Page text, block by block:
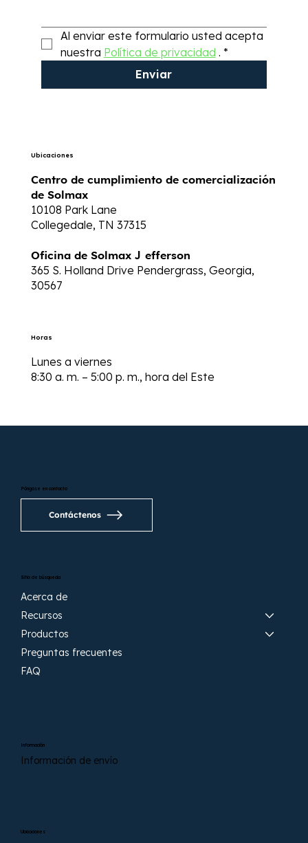
Al enviar este formulario usted acepta
nuestra Política de privacidad . *
Enviar
Ubicaciones
Centro de cumplimiento de comercialización
de Solmax
10108 Park Lane
Collegedale, TN 37315
Oficina de SolmaxJefferson
365 S. Holland Drive Pendergrass, Georgia,
30567
Horas
Lunes a viernes
8:30 a. m. – 5:00 p. m., hora del Este
Ubicaciones
Sitio de búsqueda
Acerca de
Recursos
Productos
Preguntas frecuentes
FAQ
Información
Información de envío
Póngase en contacto
Contáctenos